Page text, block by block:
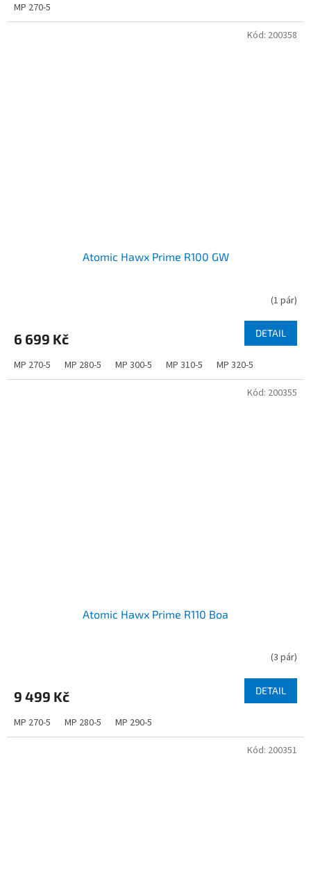
MP 270-5
Atomic Hawx Prime R100 GW
(1 pár)
6 699 Kč DETAIL
MP 270-5 MP 280-5 MP 300-5 MP 310-5 MP 320-5
Kód: 200358
Atomic Hawx Prime R110 Boa
(3 pár)
9 499 Kč DETAIL
MP 270-5 MP 280-5 MP 290-5
Kód: 200355
Kód: 200351